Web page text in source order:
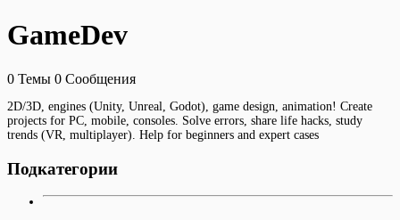
GameDev
0 Темы 0 Сообщения
2D/3D, engines (Unity, Unreal, Godot), game design, animation! Create
projects for PC, mobile, consoles. Solve errors, share life hacks, study
trends (VR, multiplayer). Help for beginners and expert cases
Подкатегории